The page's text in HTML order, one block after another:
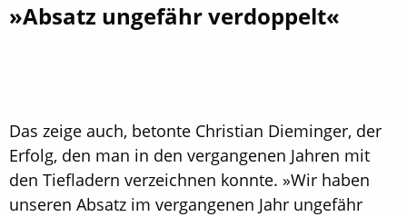
»Absatz ungefähr verdoppelt«
Das zeige auch, betonte Christian Dieminger, der
Erfolg, den man in den vergangenen Jahren mit
den Tiefladern verzeichnen konnte. »Wir haben
un­seren Absatz im vergangenen Jahr ungefähr